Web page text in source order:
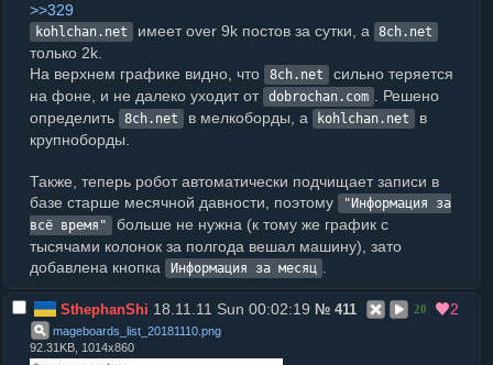
>>329
kohlchan.net имеет over 9k постов за сутки, а 8ch.net
только 2k.
На верхнем графике видно, что
8ch.net
сильно теряется
на фоне, и не далеко уходит от dobrochan.com
. Решено
определить
8ch.net в мелкоборды, а kohlchan.net
в
крупноборды.
Также, теперь робот автоматически подчищает записи в
базе старше месячной давности, поэтому
"Информация за
всё время"
больше не нужна (к тому же график с
тысячами колонок за полгода вешал машину), зато
добавлена кнопка
Информация за месяц
SthephanShi 18.11.11 Sun 00:02:19 № 411 20 2
mageboards_list_20181110 png
92.31KB, 1014x860